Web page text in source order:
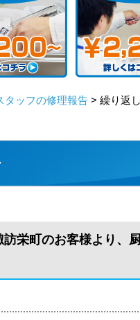
タッフの修理報告 > 繰り返
栄町のお客様より、